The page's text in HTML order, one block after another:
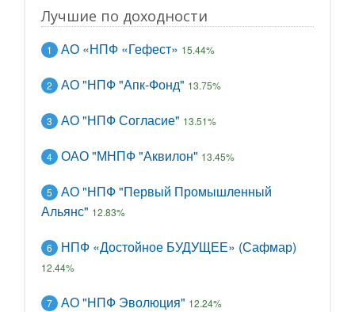
Лучшие по доходности
1 АО «НПФ «Гефест» 15.44%
2 АО "НПФ "Апк-Фонд" 13.75%
3 АО "НПФ Согласие" 13.51%
4 ОАО "МНПФ "Аквилон" 13.45%
5
АО "НПФ "Первый Промышленный
Альянс" 12.83%
6 НПФ «Достойное БУДУЩЕЕ» (Сафмар)
12.44%
7 АО "НПФ Эволюция" 12.24%